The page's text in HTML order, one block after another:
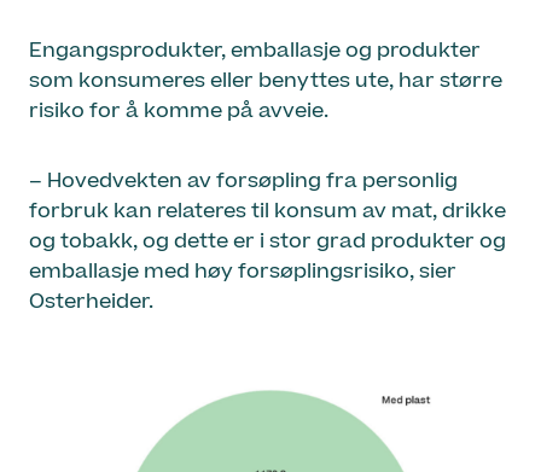
Engangsprodukter, emballasje og produkter
som konsumeres eller benyttes ute, har større
risiko for å komme på avveie.
– Hovedvekten av forsøpling fra personlig
forbruk kan relateres til konsum av mat, drikke
og tobakk, og dette er i stor grad produkter og
emballasje med høy forsøplingsrisiko, sier
Osterheider.